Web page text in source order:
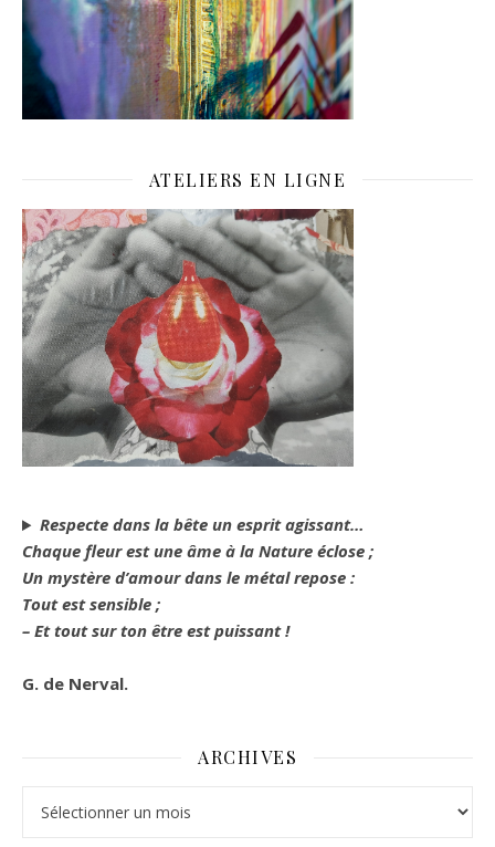
ATELIERS EN LIGNE
Respecte dans la bête un esprit agissant…
Chaque fleur est une âme à la Nature éclose ;
Un mystère d’amour dans le métal repose :
Tout est sensible ;
– Et tout sur ton être est puissant !
G. de Nerval.
ARCHIVES